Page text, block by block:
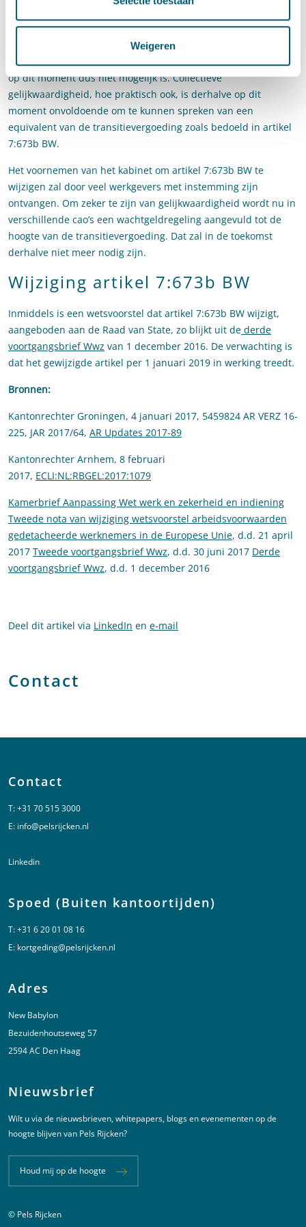
Weigeren
bovenstaande individueel gelijkwaardig te zijn. Er komt een
wetsvoorstel dat het mogelijk maakt om een collectief
gelijkwaardige voorziening af te spreken: dat betekent dat dit
op dit moment dus niet mogelijk is. Collectieve
gelijkwaardigheid, hoe praktisch ook, is derhalve op dit
moment onvoldoende om te kunnen spreken van een
equivalent van de transitievergoeding zoals bedoeld in artikel
7:673b BW.
Het voornemen van het kabinet om artikel 7:673b BW te
wijzigen zal door veel werkgevers met instemming zijn
ontvangen. Om zeker te zijn van gelijkwaardigheid wordt nu in
verschillende cao’s een wachtgeldregeling aangevuld tot de
hoogte van de transitievergoeding. Dat zal in de toekomst
derhalve niet meer nodig zijn.
Wijziging artikel 7:673b BW
Inmiddels is een wetsvoorstel dat artikel 7:673b BW wijzigt,
aangeboden aan de Raad van State, zo blijkt uit de derde
voortgangsbrief Wwz van 1 december 2016. De verwachting is
dat het gewijzigde artikel per 1 januari 2019 in werking treedt.
Bronnen:
Kantonrechter Groningen, 4 januari 2017, 5459824 AR VERZ 16-
225, JAR 2017/64, AR Updates 2017-89
Kantonrechter Arnhem, 8 februari
2017, ECLI:NL:RBGEL:2017:1079
Kamerbrief Aanpassing Wet werk en zekerheid en indiening
Tweede nota van wijziging wetsvoorstel arbeidsvoorwaarden
gedetacheerde werknemers in de Europese Unie, d.d. 21 april
2017 Tweede voortgangsbrief Wwz, d.d. 30 juni 2017 Derde
voortgangsbrief Wwz, d.d. 1 december 2016
Deel dit artikel via LinkedIn en e-mail
Contact
Contact
T:+31 70 515 3000
E: info@pelsrijcken.nl
Linkedin
Spoed (Buiten kantoortijden)
T:+31 6 20 01 08 16
E: kortgeding@pelsrijcken.nl
Adres
New Babylon
Bezuidenhoutseweg 57
2594 AC Den Haag
Nieuwsbrief
Wilt u via de nieuwsbrieven, whitepapers, blogs en evenementen op de
hoogte blijven van Pels Rijcken?
Houd mij op de hoogte
© Pels Rijcken